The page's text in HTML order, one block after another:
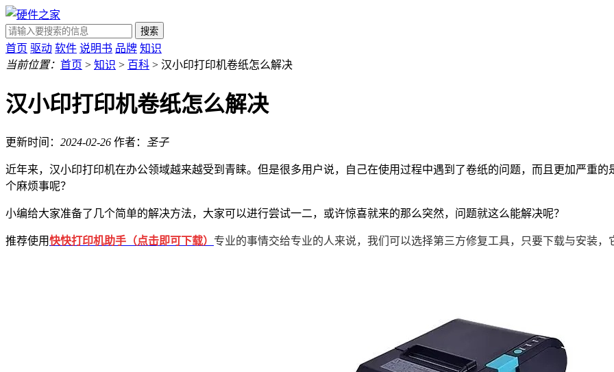
搜索
首页 驱动 软件 说明书 品牌 知识
当前位置： 首页 > 知识 > 百科 > 汉小印打印机卷纸怎么解决
汉小印打印机卷纸怎么解决
更新时间： 2024-02-26 作者： 圣子
近年来，汉小印打印机在办公领域越来越受到青睐。但是很多用户说，自己在使用过程中遇到了卷纸的问题，而且更加严重
个麻烦事呢？
小编给大家准备了几个简单的解决方法，大家可以进行尝试一二，或许惊喜就来的那么突然，问题就这么能解决呢？
推荐使用快快打印机助手（点击即可下载） 专业的事情交给专业的人来说，我们可以选择第三方修复工具，只要下载与安装，